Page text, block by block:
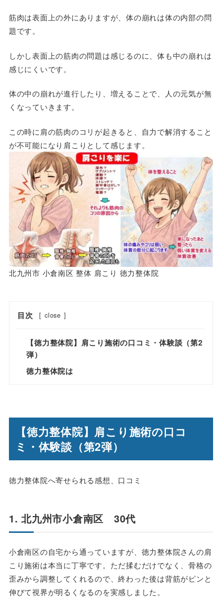
筋肉は表面上の外にありますが、体の崩れは体の内部の問
題です。
しかし表面上の筋肉の問題は感じるのに、体も中の崩れは
感じにくいです。
体の中の崩れが進行したり、増えることで、人の元気が無
くなっていきます。
この時に肩の筋肉のコリが起きると、自力で解消すること
が不可能になり 肩こり として感じます。
北九州市 小倉南区 整体 肩こり 徳力整体院
目次 [ close ]
【徳力整体院】肩こり施術の口コミ・体験談（第2
弾）
徳力整体院は
【徳力整体院】肩こり施術の口コ
ミ・体験談（第2弾）
徳力整体院へ寄せられる感想、口コミ
1. 北九州市小倉南区 30代
小倉南区の自宅から通っていますが、徳力整体院さんの肩
こり施術は本当に丁寧です。ただ揉むだけでなく、骨格の
歪みから調整してくれるので、終わった後は背筋がピンと
伸びて視界が明るくなるのを実感しました。